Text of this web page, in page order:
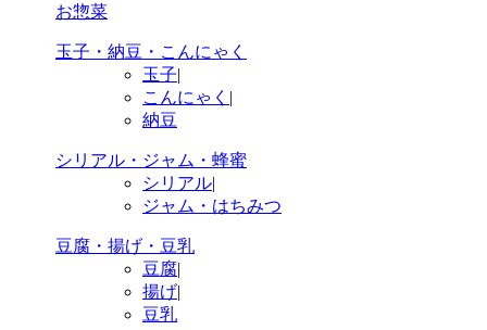
お惣菜
玉子・納豆・こんにゃく
玉子|
こんにゃく |
納豆
シリアル・ジャム・蜂蜜
シリアル|
ジャム・はちみつ
豆腐・揚げ・豆乳
豆腐|
揚げ|
豆乳